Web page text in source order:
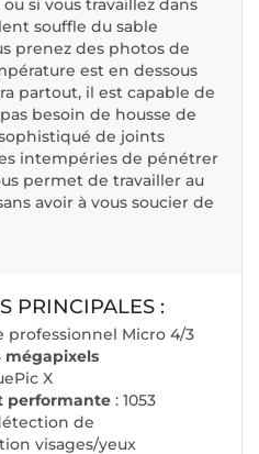
si vous travaillez dans
souffle du sable
prenez des photos de
est en dessous
partout, il est capable de
besoin de housse de
de joints
intempéries de pénétrer
permet de travailler au
avoir à vous soucier de
PRINCIPALES :
Micro 4/3
mégapixels
X
performante : 1053
de
visages/yeux